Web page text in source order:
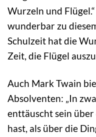
Wurzeln und
wunderbar zu
Schulzeit hat die
Zeit, die Flügel
Auch Mark Twain
Absolventen: „In
enttäuscht sein
hast, als über die